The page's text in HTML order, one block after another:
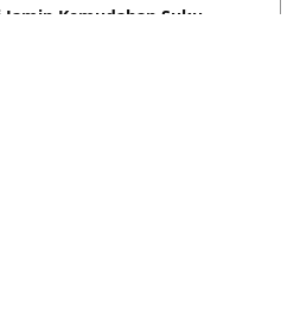
Kemudahan Suku